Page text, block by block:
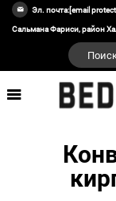
Эл. почта:[email
Сальмана Фариси, район